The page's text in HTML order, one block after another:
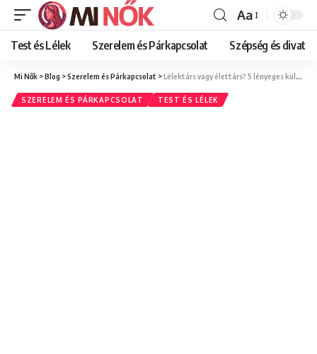
Font
Resizer
Aa
Test és Lélek Szerelem és Párkapcsolat Szépség és divat
Mi Nők >Blog >Szerelem és Párkapcsolat >Lélektárs vagy élettárs? 5 lényeges különbség, amit érdemes tudnod
SZERELEM ÉS PÁRKAPCSOLAT TEST ÉS LÉLEK